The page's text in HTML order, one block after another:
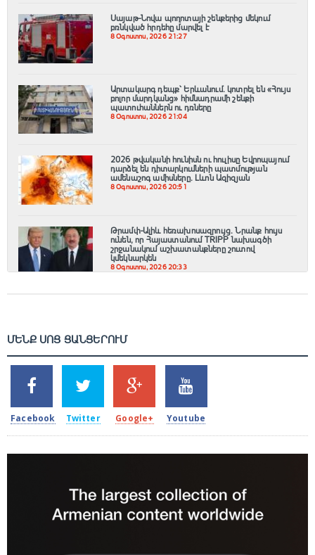
Սայաթ-Նովա պողոտայի շենքերից մեկում
բռնկված հրդեհը մարվել է
8 Օգոստոս, 2026 21:27
Արտակարգ դեպք՝ Երևանում․ կոտրել են «Հույս
բոլոր մարդկանց» հիմնադրամի շենքի
պատուհաններն ու դռները
8 Օգոստոս, 2026 21:04
2026 թվականի հունիսն ու հուլիսը Եվրոպայում
դարձել են դիտարկումների պատմության
ամենաշոգ ամիսները․ Լևոն Ազիզյան
8 Օգոստոս, 2026 20:51
Թրամփ-Ալիև հեռախոսազրույց. Նրանք հույս
ունեն, որ Հայաստանում TRIPP նախագծի
շրջանակում աշխատանքները շուտով
կմեկնարկեն
8 Օգոստոս, 2026 20:33
ՄԵՆՔ ՍՈՑ ՑԱՆՑԵՐՈՒՄ
2k
SHARES
Facebook
1.5k
TWEETS
Twitter
203
SHARES
Google+
620
SHARES
Youtube